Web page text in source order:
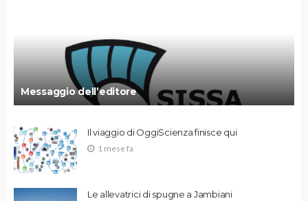
Messaggio dell’editore
Il viaggio di OggiScienza finisce qui
1 mese fa
Le allevatrici di spugne a Jambiani